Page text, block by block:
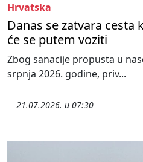
Hrvatska
Danas se zatvara cesta
će se putem voziti
Zbog sanacije propusta u
srpnja 2026. godine, priv...
21.07.2026. u 07:30